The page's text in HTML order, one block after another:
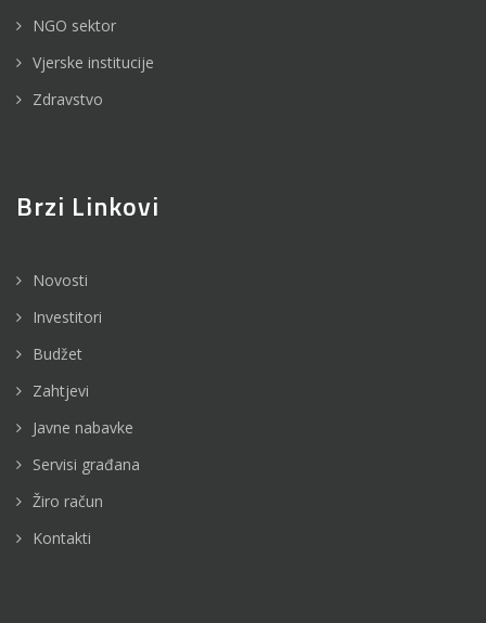
NGO sektor
Vjerske institucije
Zdravstvo
Brzi Linkovi
Novosti
Investitori
Budžet
Zahtjevi
Javne nabavke
Servisi građana
Žiro račun
Kontakti